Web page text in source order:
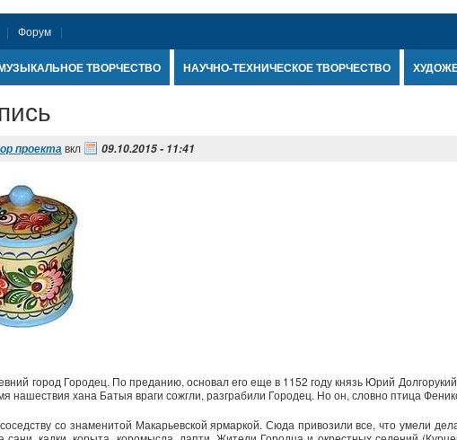
Форум
ТВОРЧЕСТВО НАУЧНО-ТЕХНИЧЕСКОЕ ТВОРЧЕСТВО
проектавкл 09.10.2015 - 11:41
город Городец. По преданию, основал его еще в 1152 году князь Юрий
хана Батыя враги сожгли, разграбили Городец. Но он, словно птица
со знаменитой Макарьевской ярмаркой. Сюда привозили все, что умели